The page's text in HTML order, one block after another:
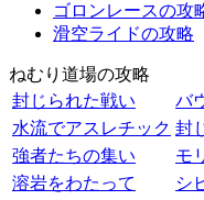
ゴロンレースの攻
滑空ライドの攻略
ねむり道場の攻略
封じられた戦い
バ
水流でアスレチック 封
強者たちの集い
モ
溶岩をわたって
シ